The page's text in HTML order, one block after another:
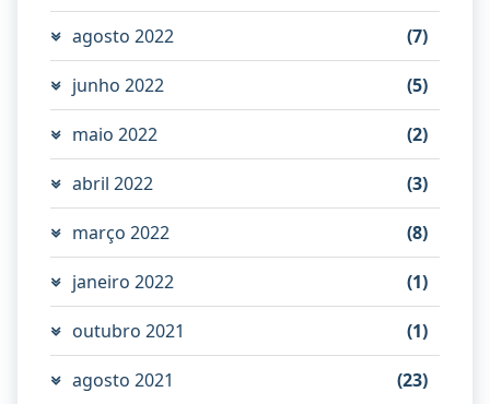
agosto 2022 (7)
junho 2022 (5)
maio 2022 (2)
abril 2022 (3)
março 2022 (8)
janeiro 2022 (1)
outubro 2021 (1)
agosto 2021 (23)